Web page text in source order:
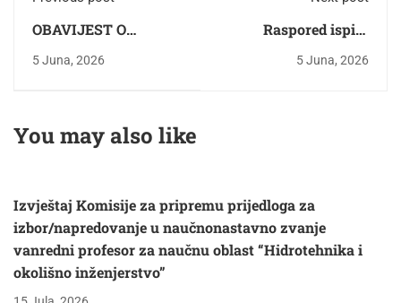
OBAVIJEST O
ODBRANI
5 Juna, 2026
Raspored ispita
junsko/julski rok
5 Juna, 2026
You may also like
Izvještaj Komisije za pripremu prijedloga za
izbor/napredovanje u naučnonastavno zvanje
vanredni profesor za naučnu oblast “Hidrotehnika i
okolišno inženjerstvo”